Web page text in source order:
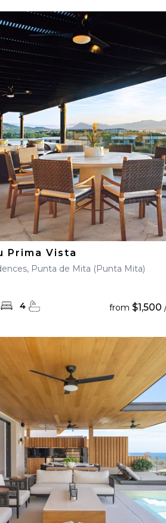
Prima Vista
Punta de Mita (Punta Mita)
4 from$1,500